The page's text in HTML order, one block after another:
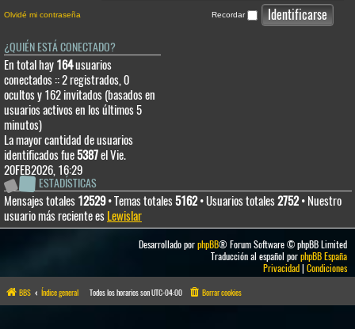
Olvidé mi contraseña Recordar
¿QUIÉN ESTÁ CONECTADO?
En total hay 164usuarios
conectados :: 2 registrados, 0
ocultos y 162 invitados (basados en
usuarios activos en los últimos 5
minutos)
La mayor cantidad de usuarios
identificados fue5387el Vie.
20FEB2026, 16:29
ESTADÍSTICAS
Mensajes totales 12529• Temas totales5162• Usuarios totales2752• Nuestro
usuario más reciente es Lewislar
Desarrollado porphpBB® Forum Software © phpBB Limited
Traducción al español porphpBB España
Privacidad| Condiciones
BBS Índice general Todos los horarios sonUTC-04:00 Borrar cookies